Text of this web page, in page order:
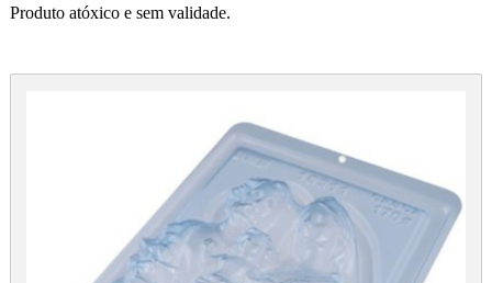
Produto atóxico e sem validade.